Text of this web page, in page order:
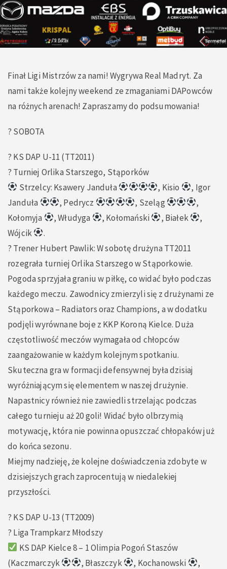
Finał Ligi Mistrzów za nami! Wygrywa Real Madryt. Za
nami także kolejny weekend ze zmaganiami DAPowców
na różnych arenach! Zapraszamy do podsumowania!
? SOBOTA
? KS DAP U-11 (TT2011)
? Turniej Orlika Starszego, Stąporków
Strzelcy: Ksawery Janduła
, Kisio
, Igor
Janduła
, Pedrycz , Szeląg
,
Kołomyja
, Włudyga , Kołomański , Białek
,
Wójcik
.
?️ Trener Hubert Pawlik: W sobotę drużyna TT2011
rozegrała turniej Orlika Starszego w Stąporkowie.
Pogoda sprzyjała graniu w piłkę, co widać było podczas
każdego meczu. Zawodnicy zmierzyli się z drużynami ze
Stąporkowa – Radiators oraz Champions, a w dodatku
podjęli wyrównane boje z KKP Koroną Kielce. Duża
częstotliwość meczów wymagała od chłopców
zaangażowanie w każdym kolejnym spotkaniu.
Skuteczna gra w formacji defensywnej była dzisiaj
wyróżniającym się elementem w naszej drużynie.
Napastnicy również nie zawiedli strzelając podczas
całego turnieju aż 20 goli! Widać było olbrzymią
motywację, która nie powinna opuszczać chłopaków już
do końca sezonu.
Miejmy nadzieję, że kolejne doświadczenia zdobyte w
dzisiejszych grach zaprocentują w niedalekiej
przyszłości.
? KS DAP U-13 (TT2009)
? Liga Trampkarz Młodszy
KS DAP Kielce 8 – 1 Olimpia Pogoń Staszów
(Kaczmarczyk
, Błaszczyk , Kochanowski
,